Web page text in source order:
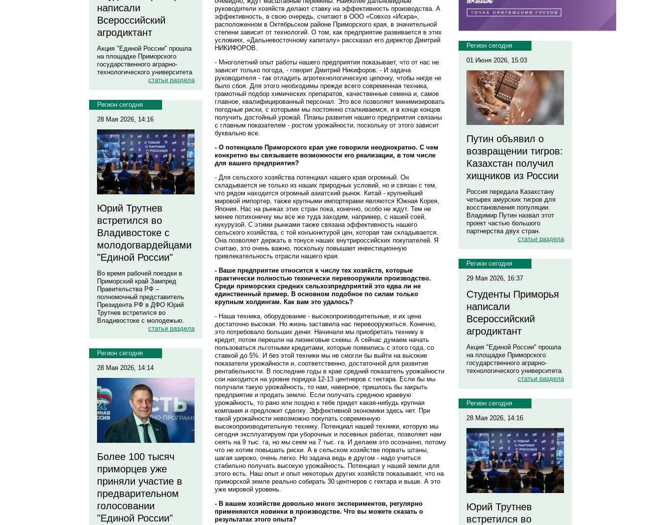
написали
Всероссийский
агродиктант
Акция "Единой России" прошла
на площадке Приморского
государственного аграрно-
технологического университета
статьи раздела
Регион сегодня
28 Мая 2026, 14:16
Юрий Трутнев
встретился во
Владивостоке с
молодогвардейцами
"Единой России"
Во время рабочей поездки в
Приморский край Зампред
Правительства РФ –
полномочный представитель
Президента РФ в ДФО Юрий
Трутнев встретился во
Владивостоке с молодежью.
статьи раздела
Регион сегодня
28 Мая 2026, 14:14
Более 100 тысяч
приморцев уже
приняли участие в
предварительном
голосовании
"Единой России"
руководители хозяйств делают ставку на эффективность производства. А
эффективность, в свою очередь, считают в ООО «Совхоз «Искра»,
расположенном в Октябрьском районе Приморского края, в значительной
степени зависит от технологий. О том, как предприятие развивается в этих
условиях, «Дальневосточному капиталу» рассказал его директор Дмитрий
НИКИФОРОВ.
- Многолетний опыт работы нашего предприятия показывает, что от нас не
зависит только погода, - говорит Дмитрий Никифоров. - И задача
руководителя - так отладить агротехнологическую цепочку, чтобы нигде не
было сбоя. Для этого необходимы прежде всего современная техника,
грамотный подбор химических препаратов, качественные семена и, самое
главное, квалифицированный персонал. Это все позволяет минимизировать
погодные риски, с которыми мы постоянно сталкиваемся, и в конце концов
получить достойный урожай. Планы развития нашего предприятия связаны
с главным показателем - ростом урожайности, поскольку от этого зависит
буквально все.
- О потенциале Приморского края уже говорили неоднократно. С чем
конкретно вы связываете возможности его реализации, в том числе
для вашего предприятия?
- Для сельского хозяйства потенциал нашего края огромный. Он
складывается не только из наших природных условий, но и связан с тем,
что рядом находится огромный азиатский рынок. Китай - крупнейший
мировой импортер, также крупными импортерами являются Южная Корея,
Япония. Нас на рынках этих стран пока, конечно, особо не ждут. Тем не
менее потихонечку мы все же туда заходим, например, с нашей соей,
кукурузой. С этими рынками также связана эффективность нашего
сельского хозяйства, с той конъюнктурой цен, которая там складывается.
Она позволяет держать в тонусе наших внутрироссийских покупателей. Я
считаю, это очень важно, поскольку повышает инвестиционную
привлекательность отрасли нашего края.
- Ваше предприятие относится к числу тех хозяйств, которые
практически полностью технически перевооружили производство.
Среди приморских средних сельхозпредприятий это едва ли не
единственный пример. В основном подобное по силам только
крупным холдингам. Как вам это удалось?
- Наша техника, оборудование - высокопроизводительные, и их цена
достаточно высокая. Но жизнь заставила нас перевооружиться. Конечно,
это потребовало больших денег. Начинали мы приобретать технику в
кредит, потом перешли на лизинговые схемы. А сейчас думаем начать
пользоваться льготными кредитами, которые появились с этого года, со
ставкой до 5%. И без этой техники мы не смогли бы выйти на высокие
показатели урожайности и, соответственно, достаточной для развития
рентабельности. В последние годы в крае средний показатель урожайности
сои находится на уровне порядка 12-13 центнеров с гектара. Если бы мы
получали такую урожайность, то нам, наверное, пришлось бы закрыть
предприятие и продать землю. Если получать среднюю краевую
урожайность, то рано или поздно к тебе придет какая-нибудь крупная
компания и предложит сделку. Эффективной экономики здесь нет. При
такой урожайности невозможно покупать современную
высокопроизводительную технику. Потенциал нашей техники, которую мы
сегодня эксплуатируем при уборочных и посевных работах, позволяет нам
сеять на 9 тыс. га, но мы сеем на 7 тыс. га. И делаем это осознанно, потому
что не хотим повышать риски. А в сельском хозяйстве порвать штаны,
шагая широко, очень легко. Но задача ведь в другом - надо учиться
стабильно получать высокую урожайность. Потенциал у нашей земли для
этого есть. Наш опыт и опыт некоторых других хозяйств показывают, что на
приморской земле реально собирать 30 центнеров с гектара и выше. А это
уже мировой уровень.
- В вашем хозяйстве довольно много экспериментов, регулярно
применяются новинки в производстве. Что вы можете сказать о
результатах этого опыта?
Регион сегодня
01 Июня 2026, 15:03
Путин объявил о
возвращении тигров:
Казахстан получил
хищников из России
Россия передала Казахстану
четырех амурских тигров для
восстановления популяции.
Владимир Путин назвал этот
проект частью большого
партнерства двух стран.
статьи раздела
Регион сегодня
29 Мая 2026, 16:37
Студенты Приморья
написали
Всероссийский
агродиктант
Акция "Единой России" прошла
на площадке Приморского
государственного аграрно-
технологического университета
статьи раздела
Регион сегодня
28 Мая 2026, 14:16
Юрий Трутнев
встретился во